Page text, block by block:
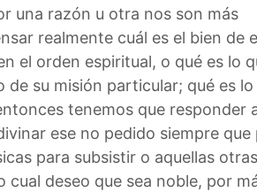
una razón u otra nos son más
realmente cuál es el bien de
el orden espiritual, o qué es lo
su misión particular; qué es lo
tenemos que responder
ese no pedido siempre que
para subsistir o aquellas otras
deseo que sea noble, por